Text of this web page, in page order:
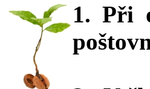
1. Při